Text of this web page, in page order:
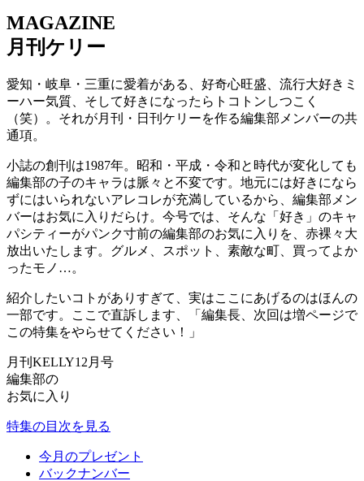
MAGAZINE
月刊ケリー
愛知・岐阜・三重に愛着がある、好奇心旺盛、流行大好きミ
ーハー気質、そして好きになったらトコトンしつこく
（笑）。それが月刊・日刊ケリーを作る編集部メンバーの共
通項。
小誌の創刊は1987年。昭和・平成・令和と時代が変化しても
編集部の子のキャラは脈々と不変です。地元には好きになら
ずにはいられないアレコレが充満しているから、編集部メン
バーはお気に入りだらけ。今号では、そんな「好き」のキャ
パシティーがパンク寸前の編集部のお気に入りを、赤裸々大
放出いたします。グルメ、スポット、素敵な町、買ってよか
ったモノ…。
紹介したいコトがありすぎて、実はここにあげるのはほんの
一部です。ここで直訴します、「編集長、次回は増ページで
この特集をやらせてください！」
月刊KELLY12月号
編集部の
お気に入り
特集の目次を見る
今月のプレゼント
バックナンバー